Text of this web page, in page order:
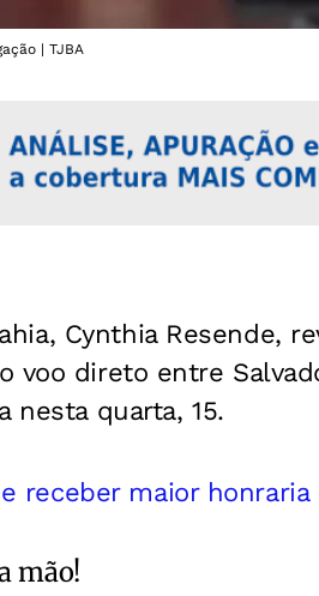
| TJBA
Cynthia Resende,
voo direto entre
nesta quarta, 15.
receber maior honraria
mão!